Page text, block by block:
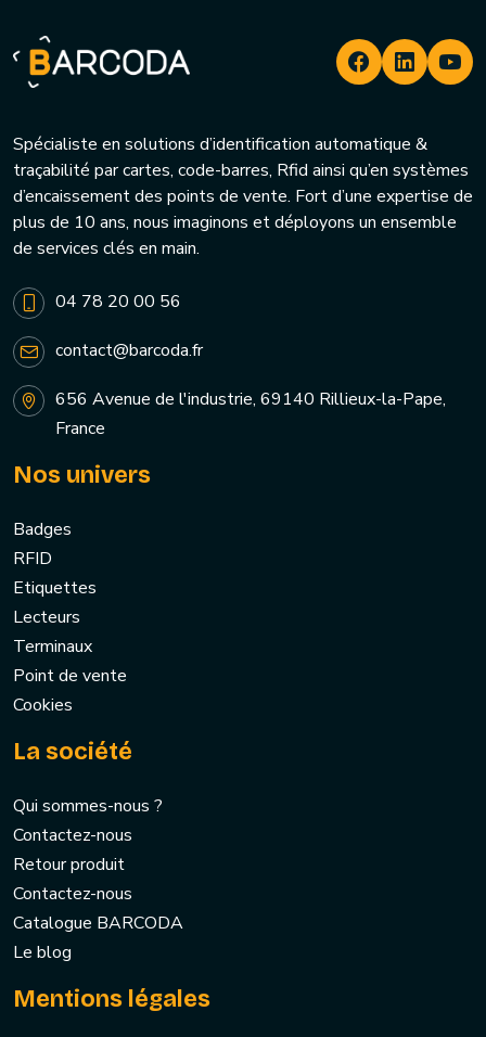
Spécialiste en solutions d’identification automatique &
traçabilité par cartes, code-barres, Rfid ainsi qu’en systèmes
d’encaissement des points de vente. Fort d’une expertise de
plus de 10 ans, nous imaginons et déployons un ensemble
de services clés en main.
04 78 20 00 56
contact@barcoda.fr
656 Avenue de l'industrie, 69140 Rillieux-la-Pape,
France
Nos univers
Badges
RFID
Etiquettes
Lecteurs
Terminaux
Point de vente
Cookies
La société
Qui sommes-nous ?
Contactez-nous
Retour produit
Contactez-nous
Catalogue BARCODA
Le blog
Mentions légales